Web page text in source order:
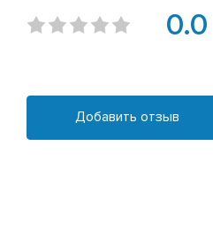
0.0
Добавить отзыв